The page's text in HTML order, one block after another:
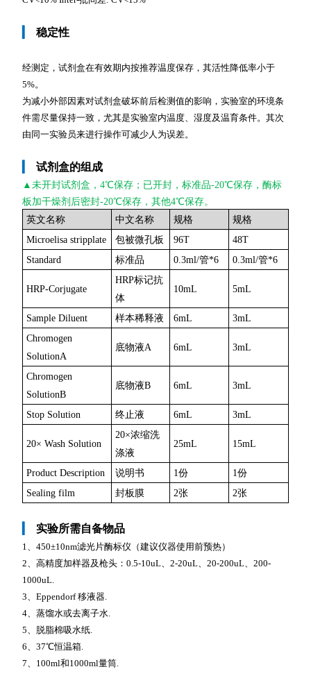
稳定性
经测定，试剂盒在有效期内按推荐温度保存，其活性降低率小于
5%。
为减小外部因素对试剂盒破坏前后检测值的影响，实验室的环境条
件需尽量保持一致，尤其是实验室内温度、湿度及温育条件。其次
由同一实验员来进行操作可减少人为误差。
试剂盒的组成
▲未开封试剂盒，4℃保存；已开封，标准品-20℃保存，酶标
板加干燥剂后密封-20℃保存，其他4℃保存。
英文名称
中文名称 规格
规格
Microelisa stripplate
包被微孔板 96T
48T
Standard
标准品 0.3ml/管*6 0.3ml/管*6
HRP-Corjugate
HRP标记抗
体
10mL 5mL
Sample Diluent 样本稀释液 6mL
3mL
Chromogen
SolutionA
底物液A 6mL 3mL
Chromogen
SolutionB
底物液B 6mL 3mL
Stop Solution 终止液 6mL 3mL
20× Wash Solution
20×浓缩洗
涤液
25mL 15mL
Product Description 说明书 1份
1份
Sealing film
封板膜 2张 2张
实验所需自备物品
1、450±10nm滤光片酶标仪（建议仪器使用前预热）
2、高精度加样器及枪头：0.5-10uL、2-20uL、20-200uL、200-
1000uL.
3、Eppendorf 移液器.
4、蒸馏水或去离子水.
5、脱脂棉吸水纸.
6、37℃恒温箱.
7、100ml和1000ml量筒.